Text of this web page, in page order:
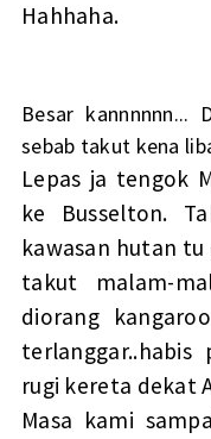
Hahhaha.
Besar
sebab takut kena
Lepas ja tengok
ke Busselton.
kawasan hutan
takut malam-
diorang
rugi kereta dekat
Masa kami